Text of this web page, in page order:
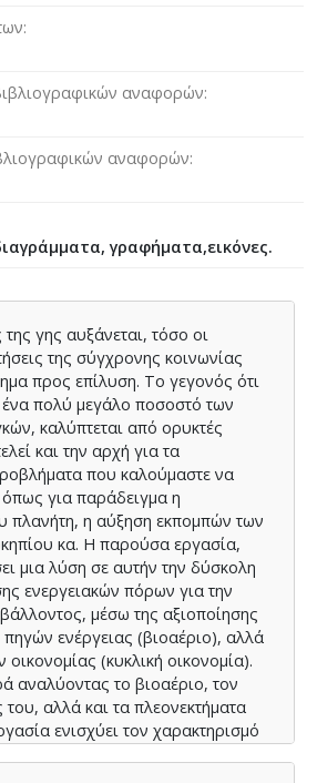
αναφορών
αναφορών
γραφήματα,εικόνες.
γης αυξάνεται, τόσο οι
της σύγχρονης κοινωνίας
προς επίλυση. Το γεγονός ότι
ένα πολύ μεγάλο ποσοστό των
καλύπτεται από ορυκτές
και την αρχή για τα
που καλούμαστε να
όπως για παράδειγμα η
πλανήτη, η αύξηση εκπομπών των
κα. Η παρούσα εργασία,
μια λύση σε αυτήν την δύσκολη
ενεργειακών πόρων για την
μέσω της αξιοποίησης
ενέργειας (βιοαέριο), αλλά
(κυκλική οικονομία).
αναλύοντας το βιοαέριο, τον
αλλά και τα πλεονεκτήματα
ενισχύει τον χαρακτηρισμό